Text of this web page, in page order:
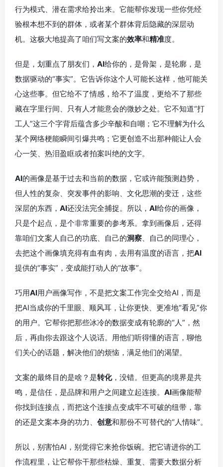
行为模式、潜在需求给拎出来。它能帮你发现一些你凭经
验根本想不到的群体，或者某个群体背后隐藏的深层动
机。这极大地提高了咱们写文案的效率和精准度。
但是，划重点了朋友们， AI给你的，是骨架，是轮廓，是
数据驱动的“事实”。它告诉你这个人可能长这样，他可能关
心这些事。但它给不了情感，给不了温度，更给不了那些
藏在字里行间、只有人才能意会的微妙之处。它不知道“打
工人”这三个字背后蕴含多少辛酸和自嘲；它不理解为什么
某个网络梗能瞬间引爆共鸣；它更创造不出那种能让人会
心一笑、热泪盈眶或者拍案叫绝的文字。
AI的画像是基于过去和当前的数据，它或许能预测趋势，
但人性的复杂、突发事件的影响、文化思潮的变迁，这些
深层的东西， AI还没法完全捕捉。所以， AI给你的画像，
只是个起点，是个非常重要的参考系。拿到画像后，还得
靠咱们文案人自己的功底、自己的洞察 、自己的同理心，
去把这个画像填充得有血有肉，去用有温度的语言，把AI
提供的“事实”，变成能打动人的“故事”。
巧用AI用户画像写作，不是把文案工作完全交给AI，而是
把AI当成你的千里眼、顺风耳，让你更快、更准地“看见”你
的用户。它帮你把那些冰冷的数据变成有轮廓的“人”，然
后，再由你去跟这个人说话。用他们听得懂的语言，聊他
们关心的话题，解决他们的烦恼，满足他们的渴望。
文案的最终目的是啥？是转化，没错。但更高的境界是共
鸣，是信任，是品牌和用户之间建立起连接。 AI画像能帮
你找到连接点，而把这个连接点变成牢不可破的纽带，靠
的还是文案本身的功力、 创意和那份不可替代的“人情味”。
所以，别害怕AI，别觉得它来抢你饭碗。把它请进你的工
作流程里，让它帮你干那些枯燥、重复、需要大数据分析